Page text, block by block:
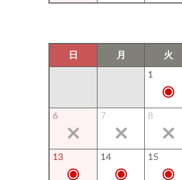
日 月 火
1
6 7 8
13 14 15